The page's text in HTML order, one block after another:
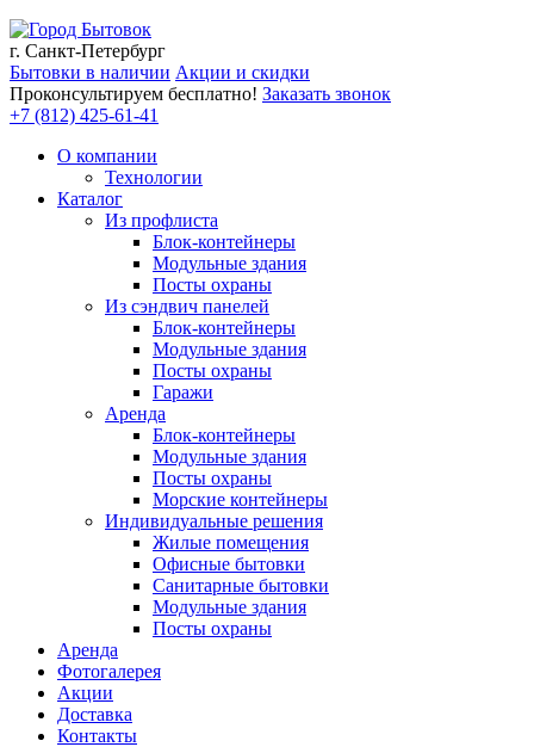
г. Санкт-Петербург
Бытовки в наличии Акции и скидки
Проконсультируем бесплатно! Заказать звонок
+7 (812) 425-61-41
О компании
Технологии
Каталог
Из профлиста
Блок-контейнеры
Модульные здания
Посты охраны
Из сэндвич панелей
Блок-контейнеры
Модульные здания
Посты охраны
Гаражи
Аренда
Блок-контейнеры
Модульные здания
Посты охраны
Морские контейнеры
Индивидуальные решения
Жилые помещения
Офисные бытовки
Санитарные бытовки
Модульные здания
Посты охраны
Аренда
Фотогалерея
Акции
Доставка
Контакты